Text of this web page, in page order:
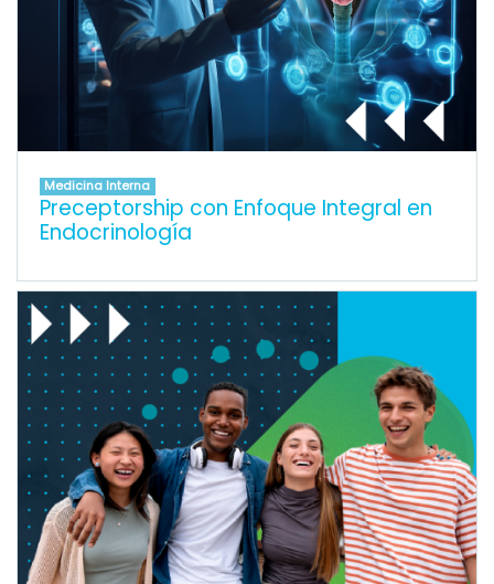
Medicina Interna
Preceptorship con Enfoque Integral en
Endocrinología